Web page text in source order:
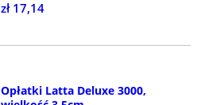
zł 17,14
Opłatki Latta Deluxe 3000,